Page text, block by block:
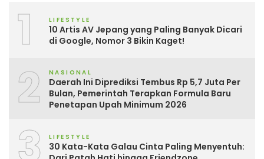
1 LIFESTYLE
10 Artis AV Jepang yang Paling Banyak Dicari
di Google, Nomor 3 Bikin Kaget!
2 NASIONAL
Daerah Ini Diprediksi Tembus Rp 5,7 Juta Per
Bulan, Pemerintah Terapkan Formula Baru
Penetapan Upah Minimum 2026
3 LIFESTYLE
30 Kata-Kata Galau Cinta Paling Menyentuh: